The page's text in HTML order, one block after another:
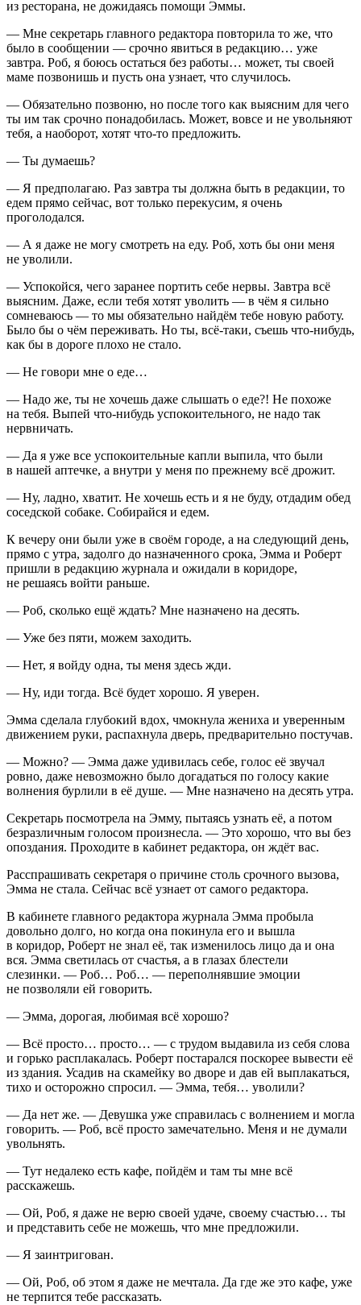
из ресторана, не дожидаясь помощи Эммы.
— Мне секретарь главного редактора повторила то же, что
было в сообщении — срочно явиться в редакцию… уже
завтра. Роб, я боюсь остаться без работы… может, ты своей
маме позвонишь и пусть она узнает, что случилось.
— Обязательно позвоню, но после того как выясним для чего
ты им так срочно понадобилась. Может, вовсе и не увольняют
тебя, а наоборот, хотят что-то предложить.
— Ты думаешь?
— Я предполагаю. Раз завтра ты должна быть в редакции, то
едем прямо сейчас, вот только перекусим, я очень
проголодался.
— А я даже не могу смотреть на еду. Роб, хоть бы они меня
не уволили.
— Успокойся, чего заранее портить себе нервы. Завтра всё
выясним. Даже, если тебя хотят уволить — в чём я сильно
сомневаюсь — то мы обязательно найдём тебе новую работу.
Было бы о чём переживать. Но ты, всё-таки, съешь что-нибудь,
как бы в дороге плохо не стало.
— Не говори мне о еде…
— Надо же, ты не хочешь даже слышать о еде?! Не похоже
на тебя. Выпей что-нибудь успокоительного, не надо так
нервничать.
— Да я уже все успокоительные капли выпила, что были
в нашей аптечке, а внутри у меня по прежнему всё дрожит.
— Ну, ладно, хватит. Не хочешь есть и я не буду, отдадим обед
соседской собаке. Собирайся и едем.
К вечеру они были уже в своём городе, а на следующий день,
прямо с утра, задолго до назначенного срока, Эмма и Роберт
пришли в редакцию журнала и ожидали в коридоре,
не решаясь войти раньше.
— Роб, сколько ещё ждать? Мне назначено на десять.
— Уже без пяти, можем заходить.
— Нет, я войду одна, ты меня здесь жди.
— Ну, иди тогда. Всё будет хорошо. Я уверен.
Эмма сделала глубокий вдох, чмокнула жениха и уверенным
движением руки, распахнула дверь, предварительно постучав.
— Можно? — Эмма даже удивилась себе, голос её звучал
ровно, даже невозможно было догадаться по голосу какие
волнения бурлили в её душе. — Мне назначено на десять утра.
Секретарь посмотрела на Эмму, пытаясь узнать её, а потом
безразличным голосом произнесла. — Это хорошо, что вы без
опоздания. Проходите в кабинет редактора, он ждёт вас.
Расспрашивать секретаря о причине столь срочного вызова,
Эмма не стала. Сейчас всё узнает от самого редактора.
В кабинете главного редактора журнала Эмма пробыла
довольно долго, но когда она покинула его и вышла
в коридор, Роберт не знал её, так изменилось лицо да и она
вся. Эмма светилась от счастья, а в глазах блестели
слезинки. — Роб… Роб… — переполнявшие эмоции
не позволяли ей говорить.
— Эмма, дорогая, любимая всё хорошо?
— Всё просто… просто… — с трудом выдавила из себя слова
и горько расплакалась. Роберт постарался поскорее вывести её
из здания. Усадив на скамейку во дворе и дав ей выплакаться,
тихо и осторожно спросил. — Эмма, тебя… уволили?
— Да нет же. — Девушка уже справилась с волнением и могла
говорить. — Роб, всё просто замечательно. Меня и не думали
увольнять.
— Тут недалеко есть кафе, пойдём и там ты мне всё
расскажешь.
— Ой, Роб, я даже не верю своей удаче, своему счастью… ты
и представить себе не можешь, что мне предложили.
— Я заинтригован.
— Ой, Роб, об этом я даже не мечтала. Да где же это кафе, уже
не терпится тебе рассказать.